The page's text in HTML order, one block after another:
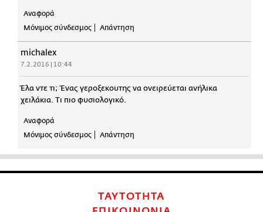
Αναφορά
Μόνιμος σύνδεσμος
Απάντηση
michalex
7.2.2016 | 10:44
Έλα ντε τι; Ένας γεροξεκουτης να ονειρεύεται ανήλικα
χειλάκια. Τι πιο φυσιολογικό.
Αναφορά
Μόνιμος σύνδεσμος
Απάντηση
ΤΑΥΤΟΤΗΤΑ